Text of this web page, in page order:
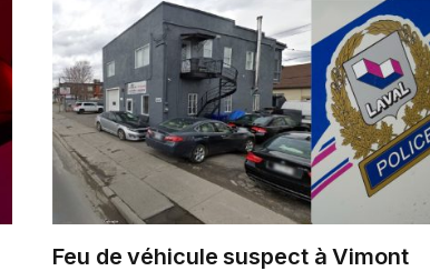
Feu de véhicule suspect à Vimont